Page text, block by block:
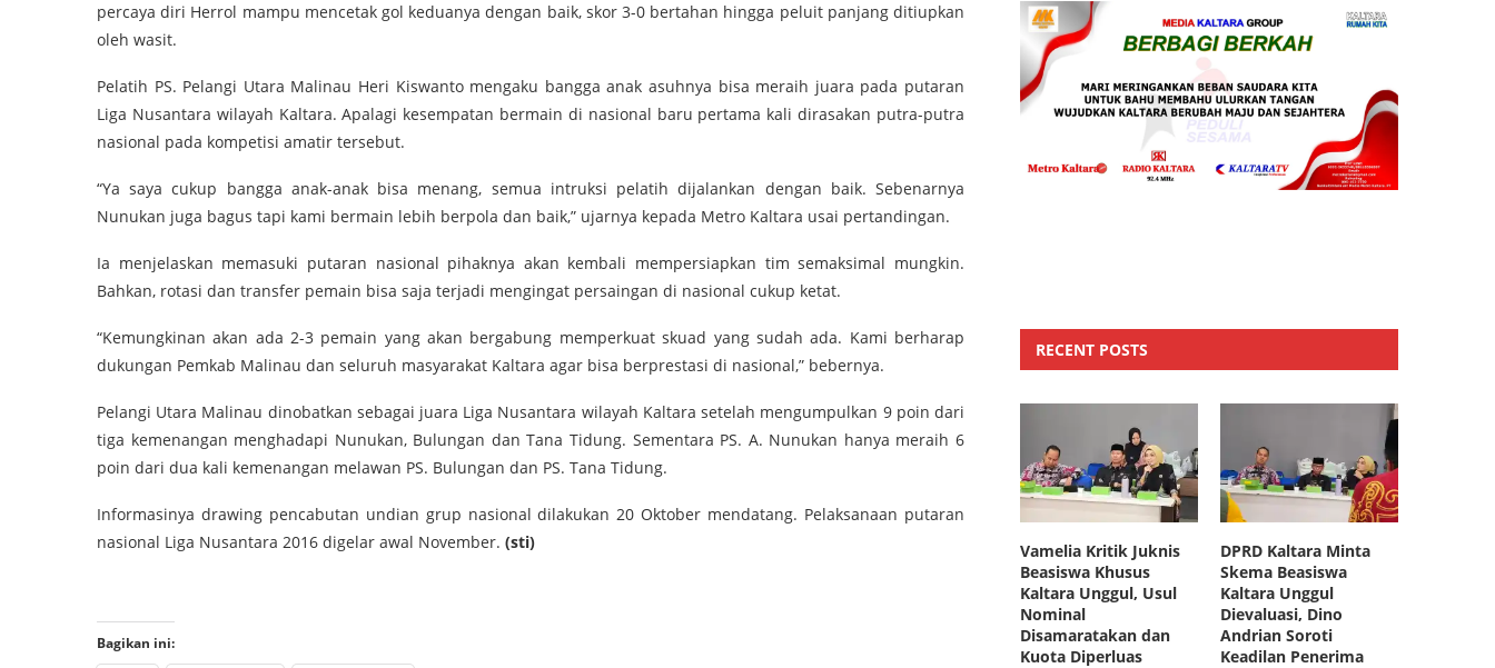
percaya diri Herrol mampu mencetak gol keduanya dengan baik, skor 3-0 bertahan hingga peluit panjang ditiupkan
oleh wasit.
Pelatih PS. Pelangi Utara Malinau Heri Kiswanto mengaku bangga anak asuhnya bisa meraih juara pada putaran
Liga Nusantara wilayah Kaltara. Apalagi kesempatan bermain di nasional baru pertama kali dirasakan putra-putra
nasional pada kompetisi amatir tersebut.
“Ya saya cukup bangga anak-anak bisa menang, semua intruksi pelatih dijalankan dengan baik. Sebenarnya
Nunukan juga bagus tapi kami bermain lebih berpola dan baik,” ujarnya kepada Metro Kaltara usai pertandingan.
Ia menjelaskan memasuki putaran nasional pihaknya akan kembali mempersiapkan tim semaksimal mungkin.
Bahkan, rotasi dan transfer pemain bisa saja terjadi mengingat persaingan di nasional cukup ketat.
“Kemungkinan akan ada 2-3 pemain yang akan bergabung memperkuat skuad yang sudah ada. Kami berharap
dukungan Pemkab Malinau dan seluruh masyarakat Kaltara agar bisa berprestasi di nasional,” bebernya.
Pelangi Utara Malinau dinobatkan sebagai juara Liga Nusantara wilayah Kaltara setelah mengumpulkan 9 poin dari
tiga kemenangan menghadapi Nunukan, Bulungan dan Tana Tidung. Sementara PS. A. Nunukan hanya meraih 6
poin dari dua kali kemenangan melawan PS. Bulungan dan PS. Tana Tidung.
Informasinya drawing pencabutan undian grup nasional dilakukan 20 Oktober mendatang. Pelaksanaan putaran
nasional Liga Nusantara 2016 digelar awal November. (sti)
Bagikan ini:
RECENT POSTS
Vamelia Kritik Juknis
Beasiswa Khusus
Kaltara Unggul, Usul
Nominal
Disamaratakan dan
Kuota Diperluas
DPRD Kaltara Minta
Skema Beasiswa
Kaltara Unggul
Dievaluasi, Dino
Andrian Soroti
Keadilan Penerima